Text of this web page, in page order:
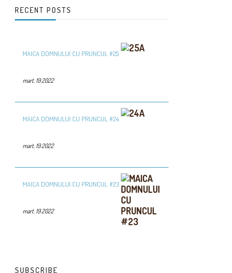
RECENT POSTS
MAICA DOMNULUI CU PRUNCUL #25
mart. 19 2022
MAICA DOMNULUI CU PRUNCUL #24
mart. 19 2022
MAICA DOMNULUI CU PRUNCUL #23
mart. 19 2022
SUBSCRIBE